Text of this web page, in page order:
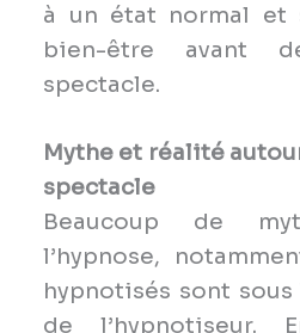
à un état normal et
bien-être avant
spectacle.
Mythe et réalité
spectacle
Beaucoup de
l’hypnose,
hypnotisés sont
de l’hypnotiseur.